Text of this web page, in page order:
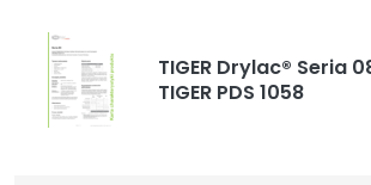
TIGER Drylac® Seria
TIGER PDS 1058